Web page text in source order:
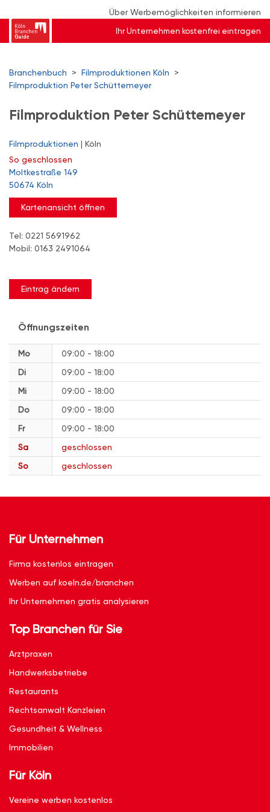
Über Werbemöglichkeiten informieren
Ihr Unternehmen kostenfrei eintragen
Branchenbuch > Filmproduktionen Köln
>
Filmproduktion Peter Schüttemeyer
Filmproduktion Peter Schüttemeyer
Filmproduktionen | Köln
So geschlossen
Moltkestraße 149
50674 Köln
Kartenansicht öffnen
Tel: 0221 5691962
Mobil: 0163 2491064
Eintrag ändern
Öffnungszeiten
Mo
09:00 - 18:00
Di
09:00 - 18:00
Mi
09:00 - 18:00
Do
09:00 - 18:00
Fr
09:00 - 18:00
Sa
geschlossen
So
geschlossen
Für Unternehmen
Firma kostenlos eintragen
Werben auf koeln.de/branchen
Ihr Unternehmen gratis analysieren
Top Branchen für Sie
Arztpraxen
Handwerksbetriebe
Restaurants
Rechtsanwalt Kanzleien
Gesundheit & Wellness
Immobilien
Für Köln
Vereine werben kostenlos